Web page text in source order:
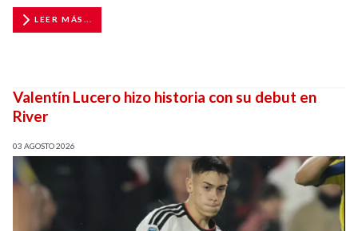
LEER MÁS...
Valentín Lucero hizo historia con su debut en
River
03 AGOSTO 2026